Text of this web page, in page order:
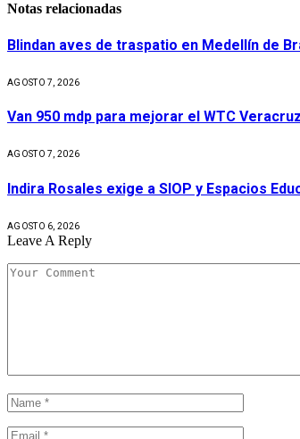
Notas relacionadas
Blindan aves de traspatio en Medellín de
AGOSTO 7, 2026
Van 950 mdp para mejorar el WTC Veracruz
AGOSTO 7, 2026
Indira Rosales exige a SIOP y Espacios
AGOSTO 6, 2026
Leave A Reply